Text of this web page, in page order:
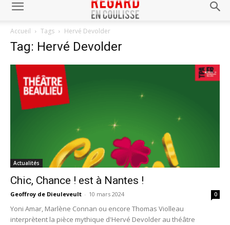
Accueil Tags Hervé Devolder
Tag: Hervé Devolder
Actualités
Chic, Chance ! est à Nantes !
Geoffroy de Dieuleveult - 10 mars 2024 0
Yoni Amar, Marlène Connan ou encore Thomas Violleau
interprètent la pièce mythique d'Hervé Devolder au théâtre